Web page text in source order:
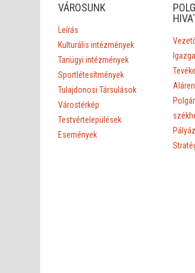
VÁROSUNK
Leírás
Kulturális intézmények
Tanügyi intézmények
Sportlétesítmények
Tulajdonosi Társulások
Várostérkép
Testvértelepülések
Események